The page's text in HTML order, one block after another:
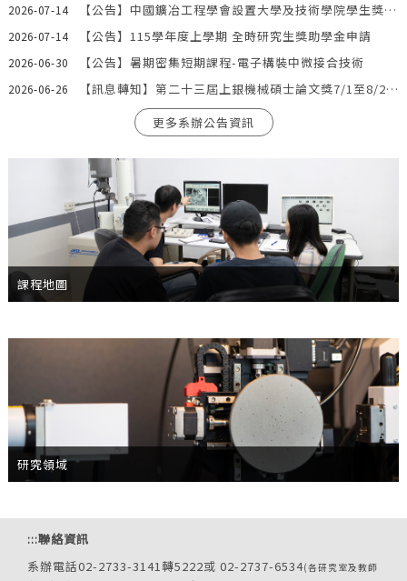
2026-07-14 【公告】中國鑛冶工程學會設置大學及技術學院學生獎勵金即日起至8/17受理申請
2026-07-14 【公告】115學年度上學期 全時研究生獎助學金申請
2026-06-30 【公告】暑期密集短期課程-電子構裝中微接合技術
2026-06-26
【訊息轉知】第二十三屆上銀機械碩士論文獎7/1至8/20受理申請
更多系辦公告資訊
課程地圖
研究領域
:::聯絡資訊
系辦電話02-2733-3141轉5222或 02-2737-6534(各研究室及教師